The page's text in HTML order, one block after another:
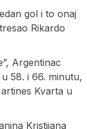
gol i to onaj
Rikardo
Argentinac
58. i 66. minutu,
Kvarta u
Kristijana